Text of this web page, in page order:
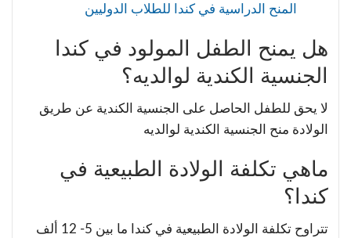
المنح الدراسية في كندا للطلاب الدوليين
هل يمنح الطفل المولود في كندا
الجنسية الكندية لوالديه؟
لا يحق للطفل الحاصل على الجنسية الكندية عن طريق
الولادة منح الجنسية الكندية لوالديه
ماهي تكلفة الولادة الطبيعية في
كندا؟
تتراوح تكلفة الولادة الطبيعية في كندا ما بين 5- 12 ألف